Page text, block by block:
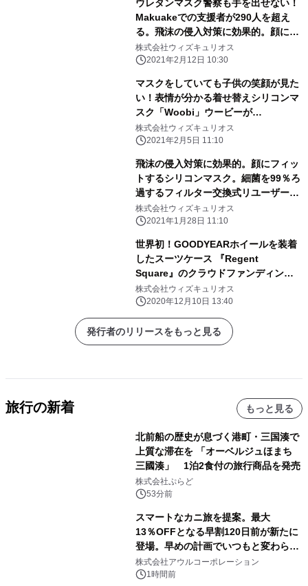
ウレタンマスク警察も手を出せない！
Makuakeでの支援者が290人を超え
る。飛沫の侵入対策に効果的。顔にフ
ィットするシリコンボディのリユーザ
ーブルマスクが「Makuake」にて目標
株式会社ウィズキュリオス
2021年2月12日 10:30
マスクをしていても子供の笑顔が見た
い！表情が分かる着せ替えシリコンマ
スク「Woobi」ウービーが
「Makuake」にて2月5日（金）先行
予約開始
株式会社ウィズキュリオス
2021年2月5日 11:10
飛沫の侵入対策に効果的。顔にフィッ
トするシリコンマスク。細菌を99％ろ
過するフィルター交換式リユーザーブ
ルマスクが「Makuake」にて1月28日
（木）先行予約開始
株式会社ウィズキュリオス
2021年1月28日 11:10
世界初！GOODYEARホイールを装着
したスーツケース 『Regent
Square』のクラウドファンディング
支援金額が560万円を達成
株式会社ウィズキュリオス
2020年12月10日 13:40
発行者のリリースをもっと見る
旅行の新着 もっと見る
北前船の歴史が息づく港町・三国湊で
上質な滞在を 「オーベルジュほまち
三國湊」 1泊2食付の旅行商品を発売
株式会社ぷらど
53分前
スマートなカニ旅を提案。最大
13％OFFとなる早割120日前が新たに
登場。早めの計画でいつもと変わらぬ
大人の冬旅を。ー夕日ヶ浦温泉「佳松
苑 別邸ふうか」ー
株式会社アウルコーポレーション
1時間前